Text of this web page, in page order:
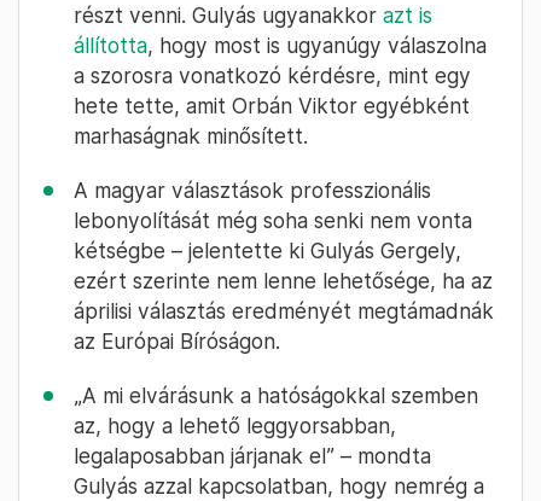
részt venni. Gulyás ugyanakkor azt is
állította, hogy most is ugyanúgy válaszolna
a szorosra vonatkozó kérdésre, mint egy
hete tette, amit Orbán Viktor egyébként
marhaságnak minősített.
A magyar választások professzionális
lebonyolítását még soha senki nem vonta
kétségbe – jelentette ki Gulyás Gergely,
ezért szerinte nem lenne lehetősége, ha az
áprilisi választás eredményét megtámadnák
az Európai Bíróságon.
„A mi elvárásunk a hatóságokkal szemben
az, hogy a lehető leggyorsabban,
legalaposabban járjanak el” – mondta
Gulyás azzal kapcsolatban, hogy nemrég a